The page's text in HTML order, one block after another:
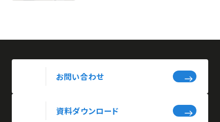
お問い合わせ
資料ダウンロード